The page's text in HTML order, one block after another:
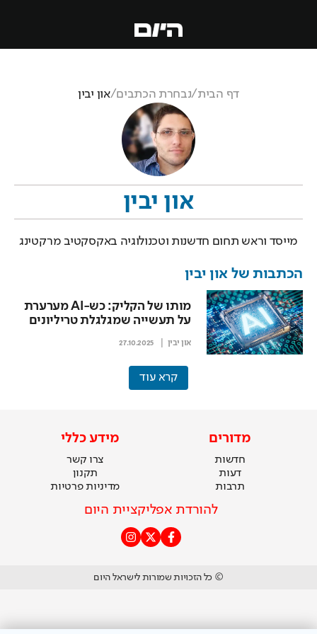
דף הבית/נבחרת הכתבים/און יבין
און יבין
מייסד וראש תחום חדשנות וטכנולוגיה באקסקטיב מרקטינג
הכתבות של און יבין
מותו של הקליק: כש-AI מערערת
על תעשייה שמגלגלת טריליונים
און יבין 27.10.2025
קרא עוד
מדורים
חדשות
דעות
תרבות
מידע כללי
צרו קשר
תקנון
מדיניות פרטיות
להורדת אפליקציית היום
© כל הזכויות שמורות לישראל היום